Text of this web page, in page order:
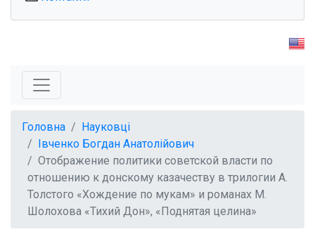
Головна
Науковці
Івченко Богдан Анатолійович
Отображение политики советской власти по
отношению к донскому казачеству в трилогии А.
Толстого «Хождение по мукам» и романах М.
Шолохова «Тихий Дон», «Поднятая целина»